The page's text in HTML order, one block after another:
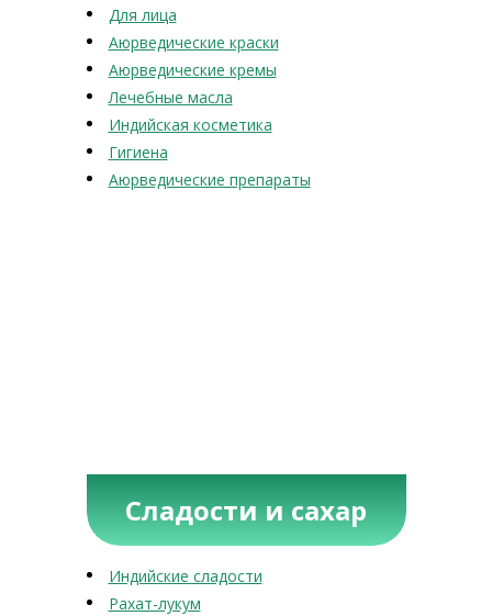
Для лица
Аюрведические краски
Аюрведические кремы
Лечебные масла
Индийская косметика
Гигиена
Аюрведические препараты
Сладости и сахар
Индийские сладости
Рахат-лукум